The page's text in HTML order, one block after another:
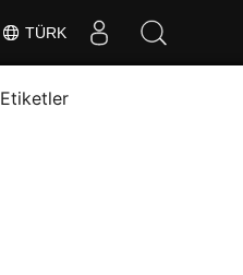
TÜRK
Etiketler